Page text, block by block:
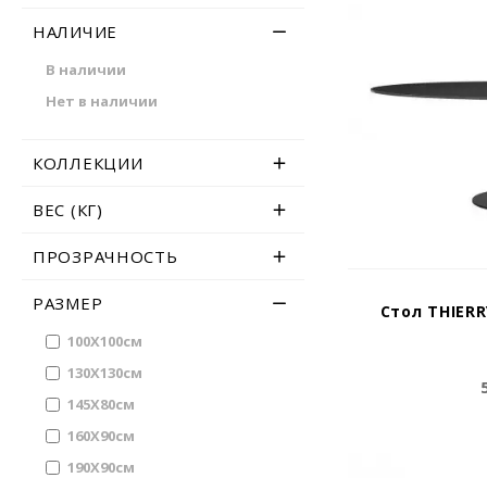
КОЛЛЕКЦИИ
ВЕС (КГ)
ПРОЗРАЧНОСТЬ
РАЗМЕР
100X100см
130X130см
145X80см
160X90см
190X90см
НАЛИЧИЕ
В наличии
Нет в наличии
Стол